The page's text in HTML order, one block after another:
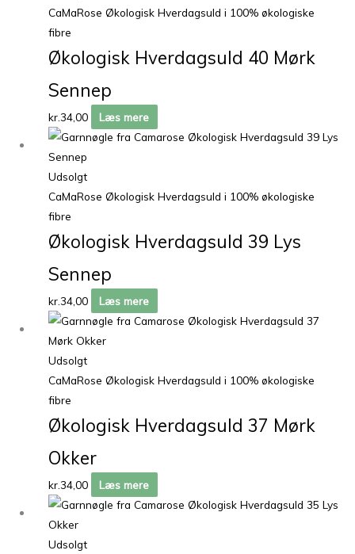
CaMaRose Økologisk Hverdagsuld i 100% økologiske
fibre
Økologisk Hverdagsuld 40 Mørk
Sennep
kr.34,00 Læs mere
Udsolgt
CaMaRose Økologisk Hverdagsuld i 100% økologiske
fibre
Økologisk Hverdagsuld 39 Lys
Sennep
kr.34,00 Læs mere
Udsolgt
CaMaRose Økologisk Hverdagsuld i 100% økologiske
fibre
Økologisk Hverdagsuld 37 Mørk
Okker
kr.34,00 Læs mere
Udsolgt